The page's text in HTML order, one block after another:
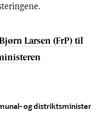
Larsen (FrP) til
og distriktsminister